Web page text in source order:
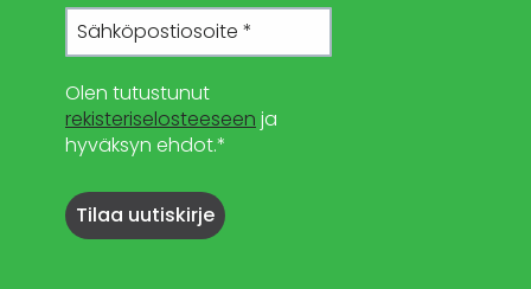
Olen tutustunut
rekisteriselosteeseen ja
hyväksyn ehdot.*